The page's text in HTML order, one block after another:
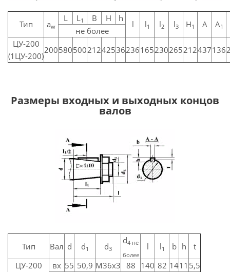
Тип aw
L L1 B H h
l l1 l2 l3 H1 A A1
не более
ЦУ-200
(1ЦУ-200)
20058050021242536236165230265212437136
Размеры входных и выходных концов
валов
Тип Вал d d1 d3
d4 не
более
l l1 b h
t
ЦУ-200
вх 55 50,9 M36x3 88 140 82 1411 5,5